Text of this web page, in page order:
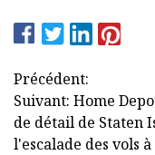
Précédent:
Suivant: Home
de détail de Staten
l'escalade des vols